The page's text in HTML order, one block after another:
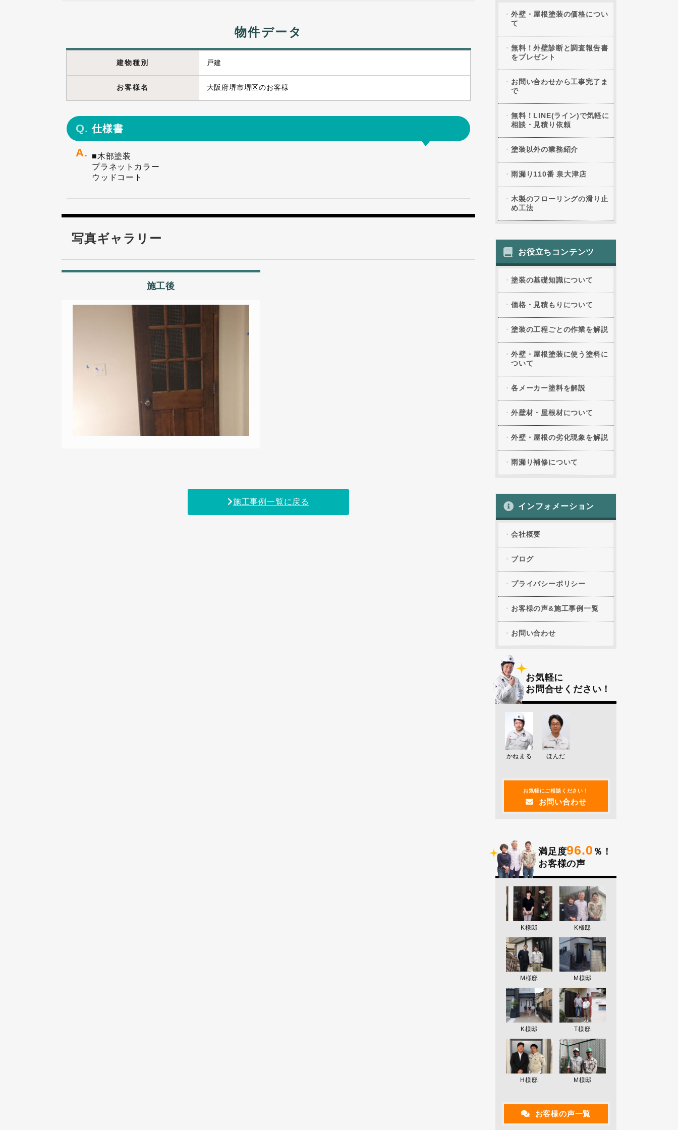
物件データ
建物種別 戸建
お客様名 大阪府堺市堺区のお客様
仕様書
■木部塗装
プラネットカラー
ウッドコート
写真ギャラリー
施工後
施工事例一覧に戻る
外壁・屋根塗装の価格につい
て
無料！外壁診断と調査報告書
をプレゼント
お問い合わせから工事完了ま
で
無料！LINE(ライン)で気軽に
相談・見積り依頼
塗装以外の業務紹介
雨漏り110番 泉大津店
木製のフローリングの滑り止
め工法
お役立ちコンテンツ
塗装の基礎知識について
価格・見積もりについて
塗装の工程ごとの作業を解説
外壁・屋根塗装に使う塗料に
ついて
各メーカー塗料を解説
外壁材・屋根材について
外壁・屋根の劣化現象を解説
雨漏り補修について
インフォメーション
会社概要
ブログ
プライバシーポリシー
お客様の声&施工事例一覧
お問い合わせ
お気軽に
お問合せください！
かねまる ほんだ
お気軽にご相談ください！
お問い合わせ
満足度96.0 ％！
お客様の声
K様邸 K様邸
M様邸 M様邸
K様邸 T様邸
H様邸 M様邸
お客様の声一覧